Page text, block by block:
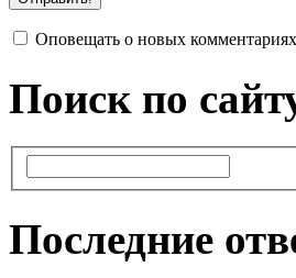
Оповещать о новых
Поиск по
Последние